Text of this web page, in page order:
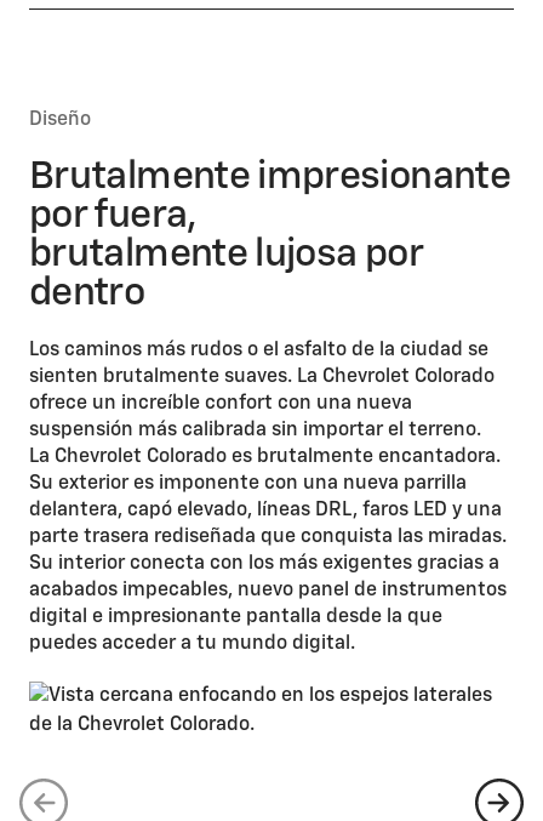
Diseño
Brutalmente impresionante
por fuera,
brutalmente lujosa por
dentro
Los caminos más rudos o el asfalto de la ciudad se
sienten brutalmente suaves. La Chevrolet Colorado
ofrece un increíble confort con una nueva
suspensión más calibrada sin importar el terreno.
La Chevrolet Colorado es brutalmente encantadora.
Su exterior es imponente con una nueva parrilla
delantera, capó elevado, líneas DRL, faros LED y una
parte trasera rediseñada que conquista las miradas.
Su interior conecta con los más exigentes gracias a
acabados impecables, nuevo panel de instrumentos
digital e impresionante pantalla desde la que
puedes acceder a tu mundo digital.